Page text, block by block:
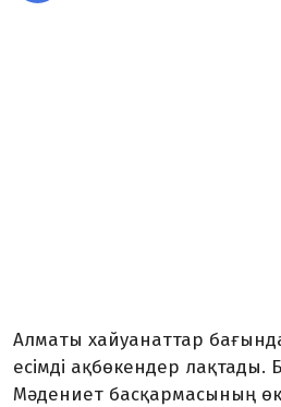
Алматы хайуанаттар
есімді ақбөкендер лақтады.
Мәдениет басқармасының